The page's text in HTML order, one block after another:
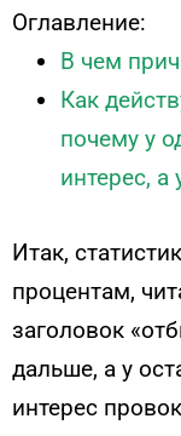
Оглавление:
В чем
Как
почему у
интерес, а
Итак,
процентам,
заголовок
дальше, а у
интерес